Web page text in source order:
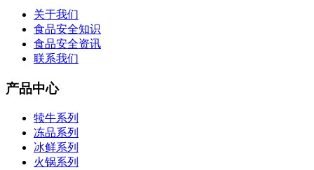
关于我们
食品安全知识
食品安全资讯
联系我们
产品中心
犊牛系列
冻品系列
冰鲜系列
火锅系列